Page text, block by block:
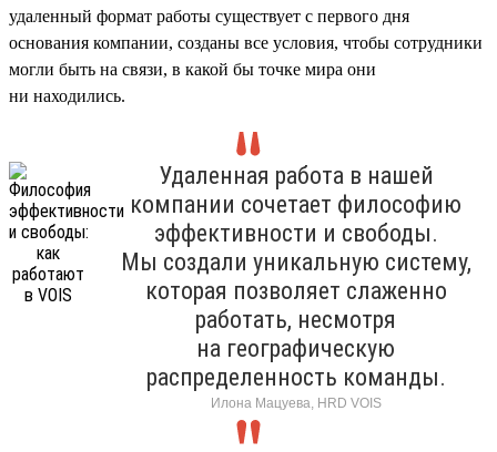
удаленный формат работы существует с первого дня
основания компании, созданы все условия, чтобы сотрудники
могли быть на связи, в какой бы точке мира они
ни находились.
Удаленная работа в нашей
компании сочетает философию
эффективности и свободы.
Мы создали уникальную систему,
которая позволяет слаженно
работать, несмотря
на географическую
распределенность команды.
Илона Мацуева, HRD VOIS